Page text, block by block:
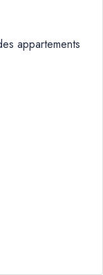
appartements